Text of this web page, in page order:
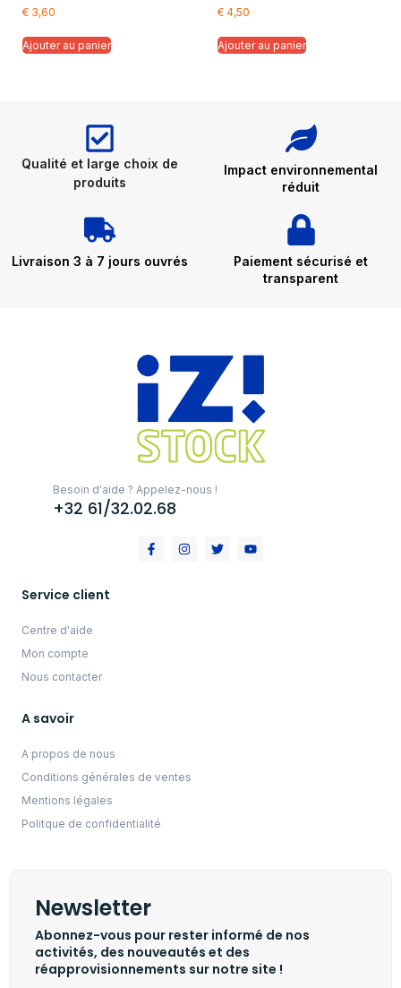
€ 3,60
Ajouter au panier
€4,50
Ajouter au panier
Qualité et large choix de
produits
Impact environnemental
réduit
Livraison 3 à 7 jours ouvrés
Paiement sécurisé et
transparent
Besoin d'aide ? Appelez-nous !
+32 61/32.02.68
Service client
Centre d'aide
Mon compte
Nous contacter
A savoir
A propos de nous
Conditions générales de ventes
Mentions légales
Politque de confidentialité
Newsletter
Abonnez-vous pour rester informé de nos
activités, des nouveautés et des
réapprovisionnements sur notre site !